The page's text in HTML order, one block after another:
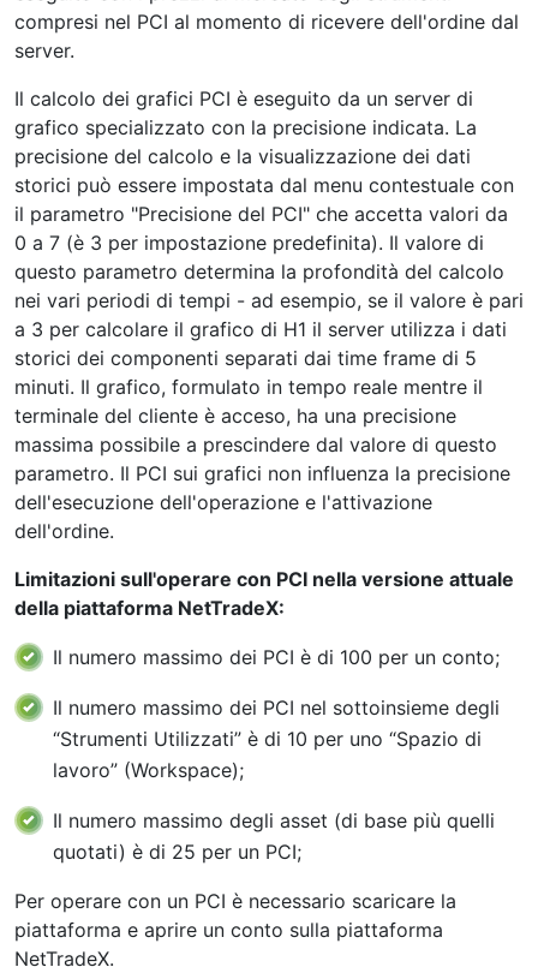
compresi nel PCI al momento di ricevere dell'ordine dal
server.
Il calcolo dei grafici PCI è eseguito da un server di
grafico specializzato con la precisione indicata. La
precisione del calcolo e la visualizzazione dei dati
storici può essere impostata dal menu contestuale con
il parametro "Precisione del PCI" che accetta valori da
0 a 7 (è 3 per impostazione predefinita). Il valore di
questo parametro determina la profondità del calcolo
nei vari periodi di tempi - ad esempio, se il valore è pari
a 3 per calcolare il grafico di H1 il server utilizza i dati
storici dei componenti separati dai time frame di 5
minuti. Il grafico, formulato in tempo reale mentre il
terminale del cliente è acceso, ha una precisione
massima possibile a prescindere dal valore di questo
parametro. Il PCI sui grafici non influenza la precisione
dell'esecuzione dell'operazione e l'attivazione
dell'ordine.
Limitazioni sull'operare con PCI nella versione attuale
della piattaforma NetTradeX:
Il numero massimo dei PCI è di 100 per un conto;
Il numero massimo dei PCI nel sottoinsieme degli
“Strumenti Utilizzati” è di 10 per uno “Spazio di
lavoro” (Workspace);
Il numero massimo degli asset (di base più quelli
quotati) è di 25 per un PCI;
Per operare con un PCI è necessario scaricare la
piattaforma e aprire un conto sulla piattaforma
NetTradeX.